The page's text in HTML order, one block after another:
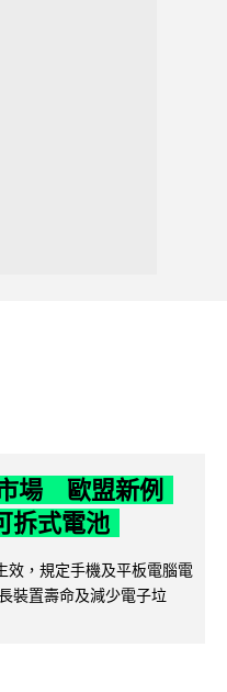
場 歐盟新例
拆式電池
效，規定手機及平板電腦電
裝置壽命及減少電子垃